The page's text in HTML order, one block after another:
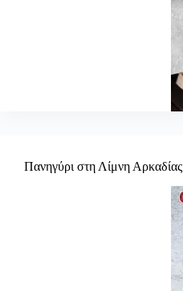
Πανηγύρι στη Λίμνη Αρκαδίας